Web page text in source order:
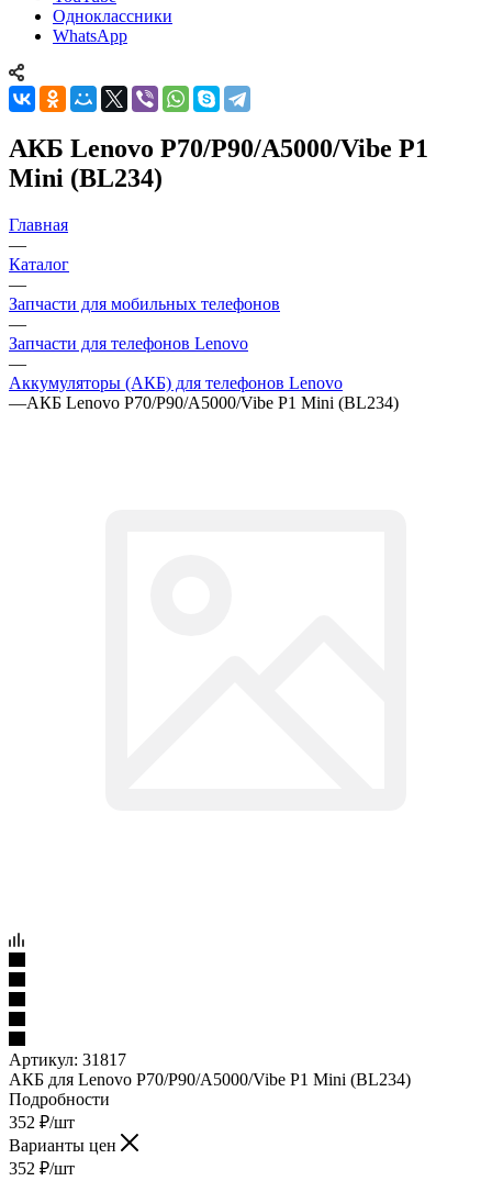
АКБ Lenovo P70/P90/A5000/Vibe P1
Mini (BL234)
—
Каталог
—
—
Запчасти для телефонов Lenovo
—
Аккумуляторы (АКБ) для телефонов Lenovo
—АКБ Lenovo P70/P90/A5000/Vibe P1 Mini (BL234)
352
Варианты цен
352₽/шт
Подробности
Уточнить у менеджера
Нашли дешевле?
Под заказ
Наши менеджеры обязательно свяжутся с вами и уточнят